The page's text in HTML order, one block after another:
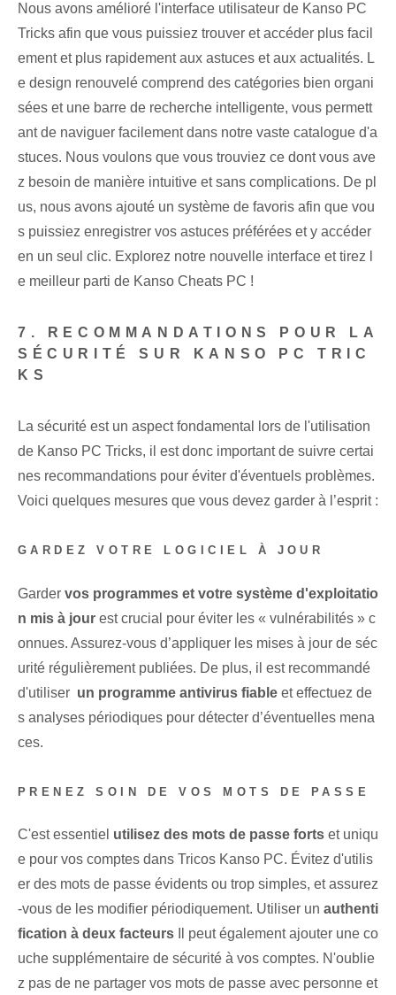
Nous avons amélioré l'interface utilisateur de Kanso PC
Tricks afin que vous puissiez trouver et accéder plus facil
ement et plus rapidement aux astuces et aux actualités. L
e design renouvelé comprend des catégories bien organi
sées et une barre de recherche intelligente, vous permett
ant de naviguer facilement dans notre vaste catalogue d'a
stuces. Nous voulons que vous trouviez ce dont vous ave
z besoin de manière intuitive et sans complications. De pl
us, nous avons ajouté un système de favoris afin que vou
s puissiez enregistrer vos astuces préférées et y accéder
en un seul clic. Explorez notre nouvelle interface‌ et tirez l
e meilleur parti de‌ Kanso Cheats ‍PC !
7. RECOMMANDATIONS POUR LA
SÉCURITÉ SUR‌ KANSO PC TRIC
KS
La sécurité est un aspect fondamental lors de l'utilisation
de Kanso PC Tricks, il est donc important de suivre certai
nes recommandations pour éviter d'éventuels problèmes.
Voici⁢ quelques mesures⁤ que vous devez garder à l’esprit :
GARDEZ VOTRE LOGICIEL À JOUR
Garder vos programmes et votre système d'exploitatio
n mis à jour est crucial pour éviter les « vulnérabilités » c
onnues.⁣ Assurez-vous d’appliquer les mises à jour de séc
urité régulièrement publiées. ‍De plus, il est ⁢recommandé
d'utiliser ⁤ un programme antivirus fiable et effectuez de
s analyses périodiques pour détecter d’éventuelles mena
ces.
PRENEZ SOIN DE VOS MOTS DE PASSE
C'est⁢ essentiel utilisez des mots de passe forts et uniqu
e pour vos comptes dans Tricos Kanso⁢ PC.⁣ Évitez d'utilis
er des mots de passe évidents ou‌ trop⁢ simples, et ⁢assurez
-vous de les modifier périodiquement. Utiliser un authenti
fication à deux facteurs Il peut également ajouter une co
uche supplémentaire⁢ de sécurité‌ à vos comptes. N'oublie
z pas de ne partager vos mots de passe avec personne et